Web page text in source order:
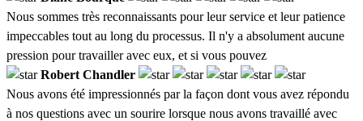
Nous sommes très reconnaissants pour leur service et leur patience
impeccables tout au long du processus. Il n'y a absolument aucune
pression pour travailler avec eux, et si vous pouvez
Robert Chandler
Nous avons été impressionnés par la façon dont vous avez répondu
à nos questions avec un sourire lorsque nous avons travaillé avec